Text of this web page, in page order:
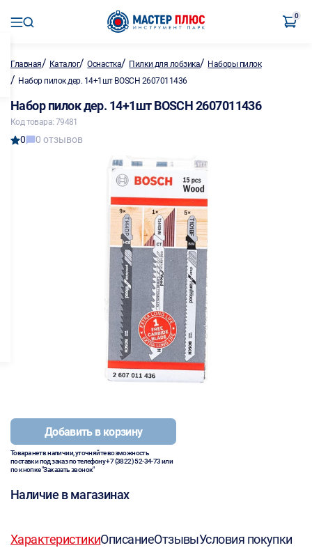
0
Главная/ Каталог/Оснастка/ Пилки для лобзика/ Наборы пилок
/ Набор пилок дер. 14+1шт BOSCH 2607011436
Набор пилок дер. 14+1шт BOSCH 2607011436
Код товара: 79481
0 0 отзывов
Добавить в корзину
Товара нет в наличии, уточняйте возможность
поставки под заказ по телефону+7 (3822) 52-34-73или
по кнопке "Заказать звонок"
Наличие в магазинах
ХарактеристикиОписаниеОтзывыУсловия покупки